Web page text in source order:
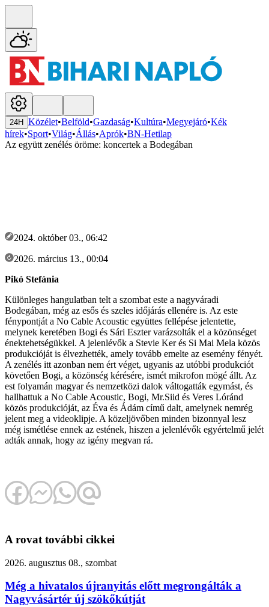
24H Közélet•Belföld•Gazdaság•Kultúra•Megyejáró•Kék
hírek•Sport•Világ•Állás•Aprók•BN-Hetilap
Az együtt zenélés öröme: koncertek a Bodegában
2024. október 03., 06:42
2026. március 13., 00:04
Pikó Stefánia
Különleges hangulatban telt a szombat este a nagyváradi
Bodegában, még az esős és szeles időjárás ellenére is. Az este
fénypontját a No Cable Acoustic együttes fellépése jelentette,
melynek keretében Bogi és Sári Eszter varázsolták el a közönséget
énektehetségükkel. A jelenlévők a Stevie Ker és Si Mai Mela közös
produkcióját is élvezhették, amely tovább emelte az esemény fényét.
A zenélés itt azonban nem ért véget, ugyanis az utóbbi produkciót
követően Bogi, a közönség kérésére, ismét mikrofon mögé állt. Az
est folyamán magyar és nemzetközi dalok váltogatták egymást, és
hallhattuk a No Cable Acoustic, Bogi, Mr.Siid és Veres Lóránd
közös produkcióját, az Éva és Ádám című dalt, amelynek nemrég
jelent meg a videoklipje. A közeljövőben minden bizonnyal lesz
még ismétlése ennek az estének, hiszen a jelenlévők egyértelmű jelét
adták annak, hogy az igény megvan rá.
A rovat további cikkei
2026. augusztus 08., szombat
Még a hivatalos újranyitás előtt megrongálták a
Nagyvásártér új szökőkútját